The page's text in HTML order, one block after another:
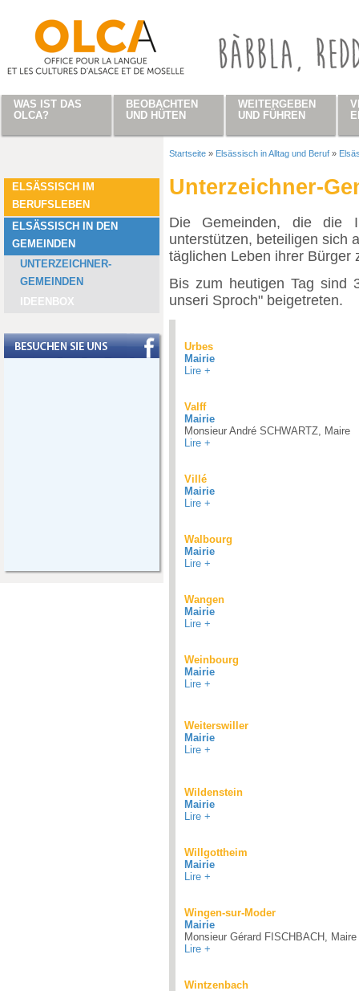
ELSÄSSISCH IM
BERUFSLEBEN
ELSÄSSISCH IN DEN
GEMEINDEN
UNTERZEICHNER-
GEMEINDEN
IDEENBOX
Startseite » Elsässisch in Alltag und Beruf »
Unterzeichner-
Die Gemeinden, die die
unterstützen, beteiligen sich
täglichen Leben ihrer Bürger
Bis zum heutigen Tag sind
unseri Sproch" beigetreten.
Urbes
Mairie
Lire +
Valff
Mairie
Monsieur André SCHWARTZ, Maire
Lire +
Villé
Mairie
Lire +
Walbourg
Mairie
Lire +
Wangen
Mairie
Lire +
Weinbourg
Mairie
Lire +
Weiterswiller
Mairie
Lire +
Wildenstein
Mairie
Lire +
Willgottheim
Mairie
Lire +
Wingen-sur-Moder
Mairie
Monsieur Gérard FISCHBACH, Maire
Lire +
Wintzenbach
WAS IST DAS
OLCA?
BEOBACHTEN
UND HÜTEN
WEITERGEBEN
UND FÜHREN